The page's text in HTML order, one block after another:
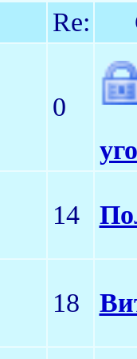
Re:
0
14
18